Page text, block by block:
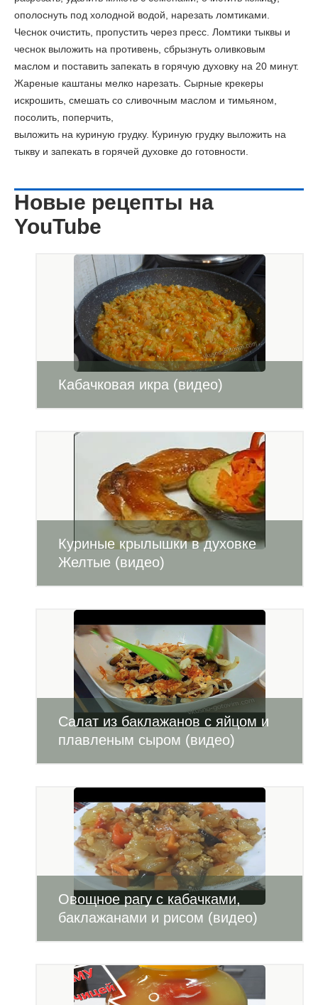
ополоснуть под холодной водой, нарезать ломтиками.
Чеснок очистить, пропустить через пресс. Ломтики тыквы и
чеснок выложить на противень, сбрызнуть оливковым
маслом и поставить запекать в горячую духовку на 20 минут.
Жареные каштаны мелко нарезать. Сырные крекеры
искрошить, смешать со сливочным маслом и тимьяном,
посолить, поперчить,
выложить на куриную грудку. Куриную грудку выложить на
тыкву и запекать в горячей духовке до готовности.
Новые рецепты на
YouTube
Кабачковая икра (видео)
Куриные крылышки в духовке
Желтые (видео)
Салат из баклажанов с яйцом и
плавленым сыром (видео)
Овощное рагу с кабачками,
баклажанами и рисом (видео)